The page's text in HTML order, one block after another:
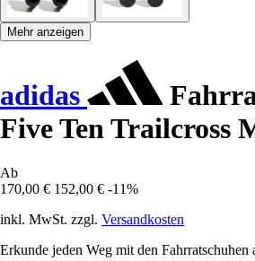
Mehr anzeigen
adidas
Five Ten Trailcross
Ab
170,00 € 152,00 € -11%
inkl. MwSt. zzgl. Versandkosten
Erkunde jeden Weg mit den Fahrratschuhen